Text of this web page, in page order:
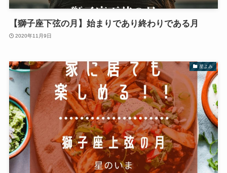
【獅子座下弦の月】始まりであり終わりである月
2020年11月9日
星よみ